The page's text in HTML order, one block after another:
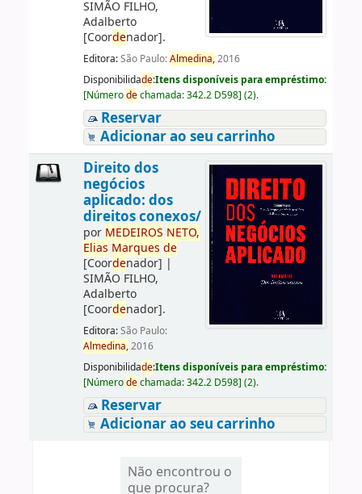
SIMÃO FILHO,
Adalberto
[Coordenador].
Editora:São Paulo:Almedina,2016
Disponibilidade:Itens disponíveis para empréstimo:
[Númerodechamada:342.2 D598] (2).
Reservar
Adicionar ao seu carrinho
Direito dos
negócios
aplicado: dos
direitos conexos/
por MEDEIROS NETO,
Elias Marques de
[Coordenador] |
SIMÃO FILHO,
Adalberto
[Coordenador].
Editora:São Paulo:
Almedina,2016
Disponibilidade:Itens disponíveis para empréstimo:
[Númerodechamada:342.2 D598] (2).
Reservar
Adicionar ao seu carrinho
Não encontrou o
que procura?